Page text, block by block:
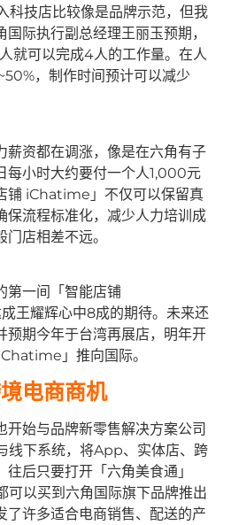
科技店比较像是品牌示范，但我
际执行副总经理王丽玉预期，
就可以完成4人的工作量。在人
，制作时间预计可以减少
薪资都在调涨，像是在六角有子
每小时大约要付一个人1,000元
铺 iChatime」不仅可以保留真
保流程标准化，减少人力培训成
店相差不远。
第一间「智能店铺
王耀辉心中8成的期待。未来还
预期今年于台湾再展店，明年开
」推向国际。
电商商机
开始与品牌新零售解决方案公司
线下系统，将App、实体店、跨
后只要打开「六角美食通」
以买到六角国际旗下品牌推出
了许多适合电商销售、配送的产